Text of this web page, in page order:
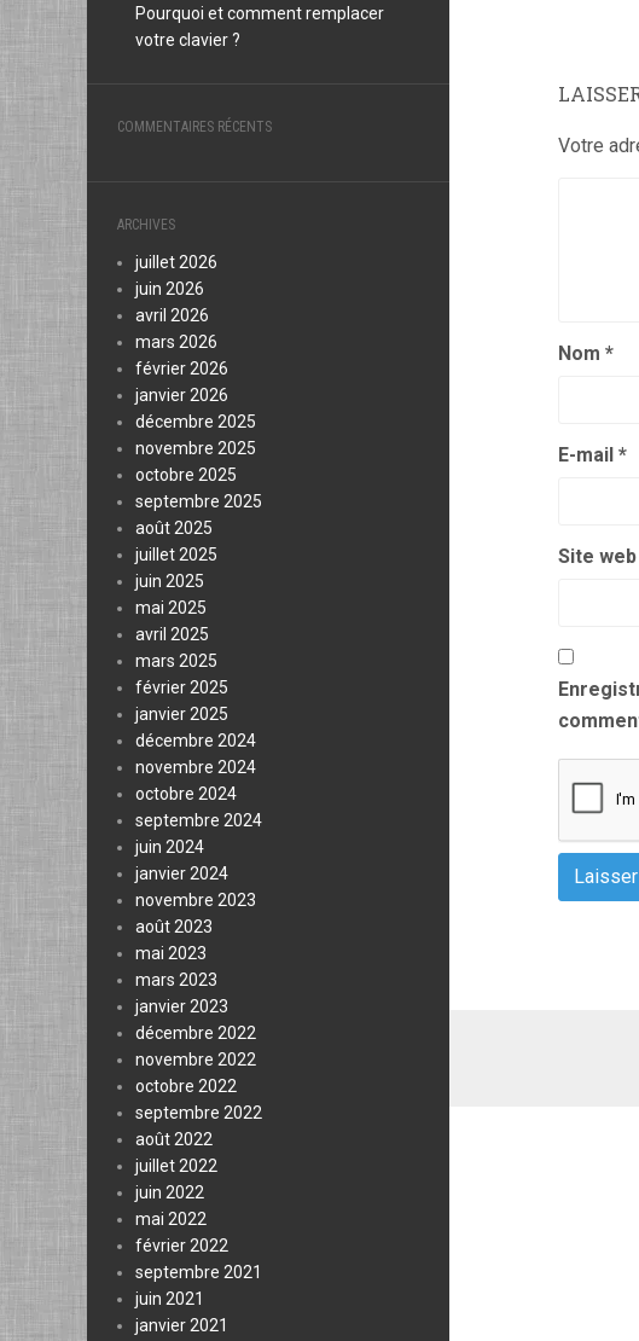
Pourquoi et comment remplacer
votre clavier ?
COMMENTAIRES RÉCENTS
ARCHIVES
juillet 2026
juin 2026
avril 2026
mars 2026
février 2026
janvier 2026
décembre 2025
novembre 2025
octobre 2025
septembre 2025
août 2025
juillet 2025
juin 2025
mai 2025
avril 2025
mars 2025
février 2025
janvier 2025
décembre 2024
novembre 2024
octobre 2024
septembre 2024
juin 2024
janvier 2024
novembre 2023
août 2023
mai 2023
mars 2023
janvier 2023
décembre 2022
novembre 2022
octobre 2022
septembre 2022
août 2022
juillet 2022
juin 2022
mai 2022
février 2022
septembre 2021
juin 2021
janvier 2021
Votre
Nom *
E-mail *
Site web